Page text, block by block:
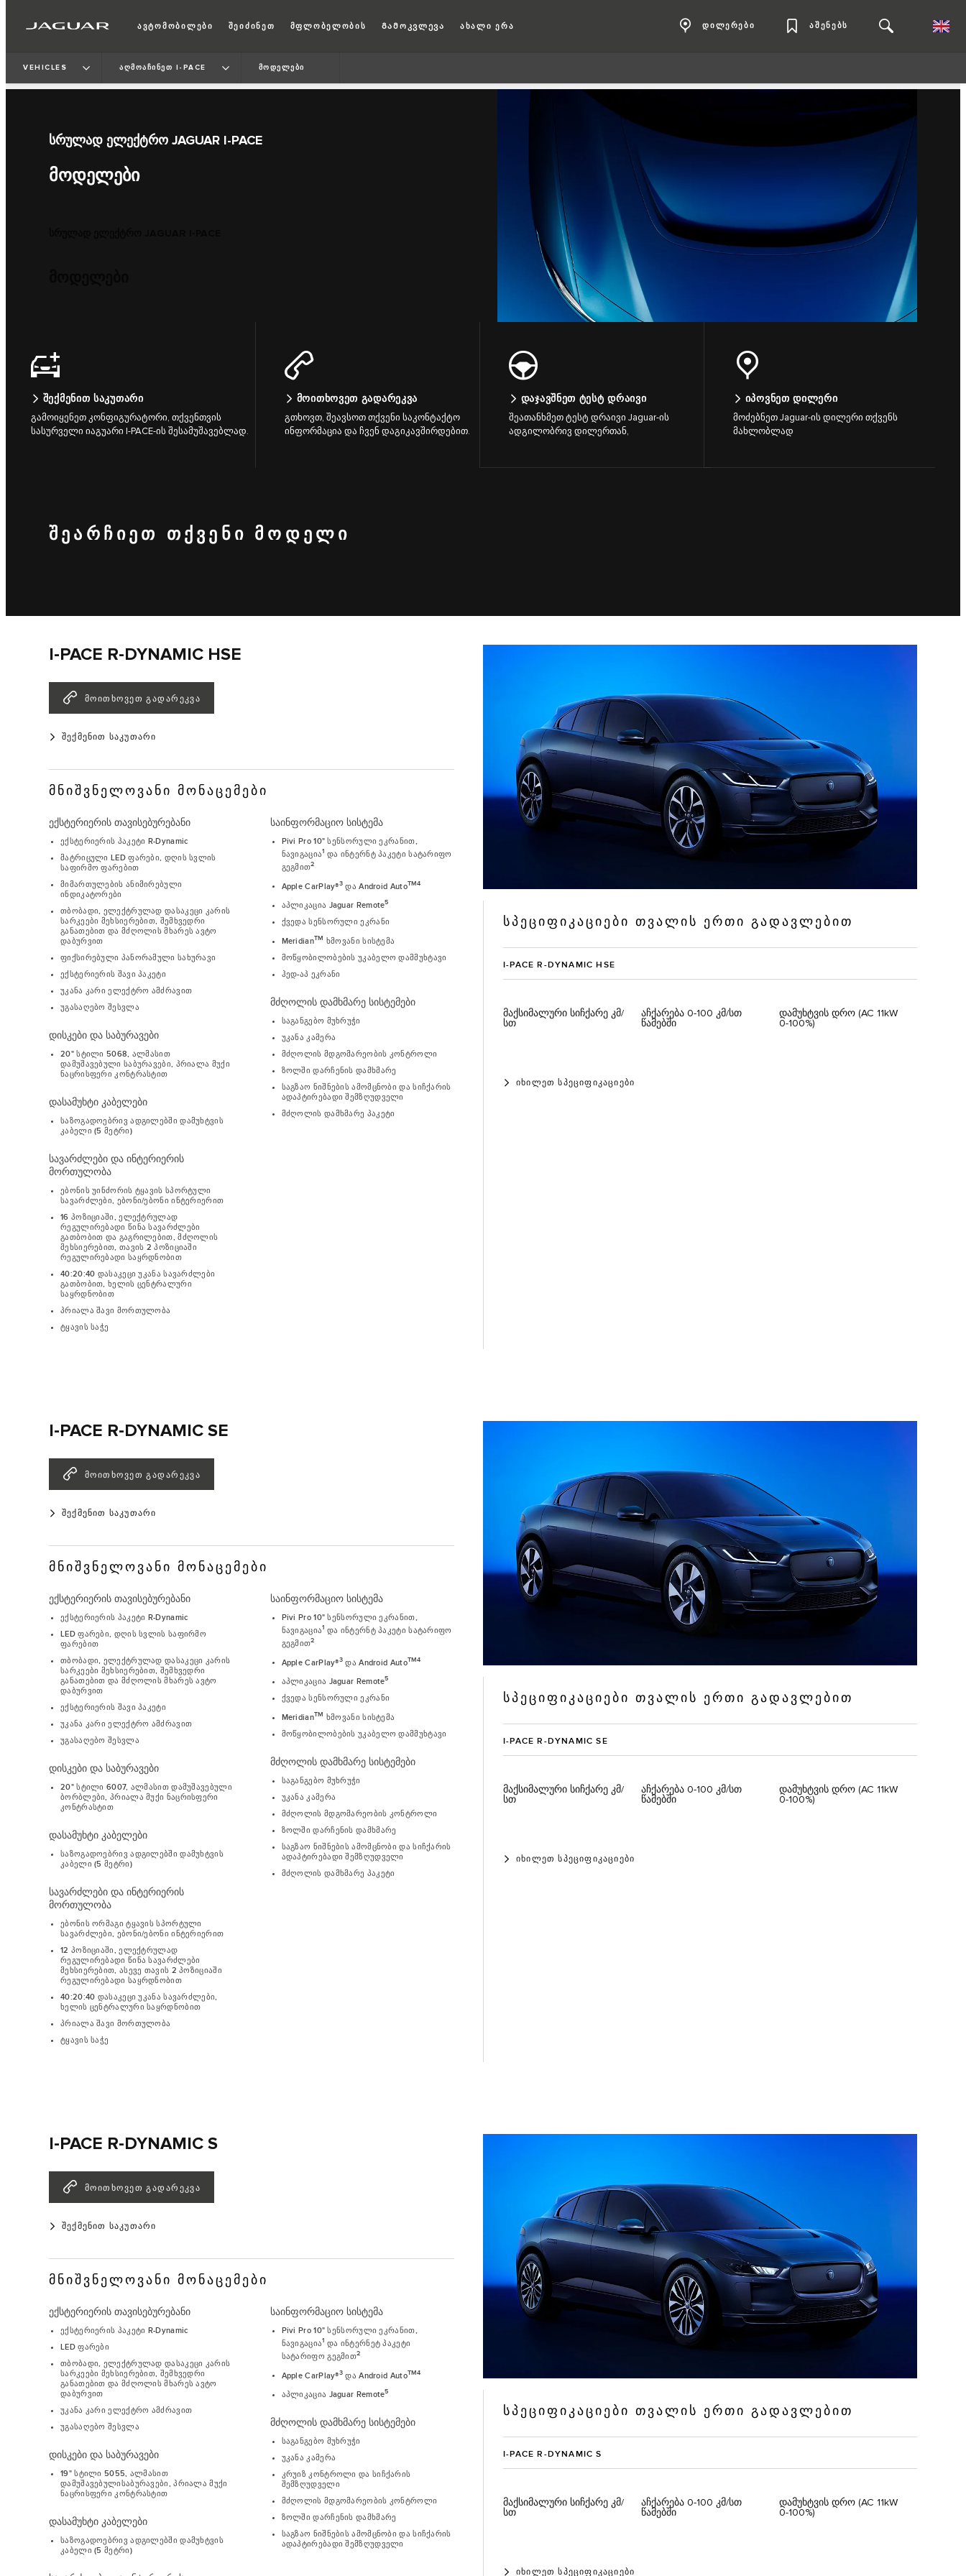
ავტომობილები შეიძინეთ მფლობელობის Გამოკვლევა ახალი ერა დილერები აშენებს
VEHICLES ᲐᲦᲛᲝᲐᲩᲘᲜᲔᲗ I-PACE ᲛᲝᲓᲔᲚᲔᲑᲘ
ᲡᲠᲣᲚᲐᲓ ᲔᲚᲔᲥᲢᲠᲝ JAGUAR I-PACE
ᲛᲝᲓᲔᲚᲔᲑᲘ
ᲨᲔᲥᲛᲔᲜᲘᲗ ᲡᲐᲙᲣᲗᲐᲠᲘ
გამოიყენეთ კონფიგურატორი, თქვენთვის
სასურველი იაგუარი I-PACE-ის შესამუშავებლად.
ᲛᲝᲘᲗᲮᲝᲕᲔᲗ ᲒᲐᲓᲐᲠᲔᲙᲕᲐ
გთხოვთ, შეავსოთ თქვენი საკონტაქტო
ინფორმაცია და ჩვენ დაგიკავშირდებით.
ᲓᲐᲯᲐᲕᲨᲜᲔᲗ ᲢᲔᲡᲢ ᲓᲠᲐᲘᲕᲘ
შეათანხმეთ ტესტ დრაივი Jaguar-ის
ადგილობრივ დილერთან,
ᲘᲞᲝᲕᲜᲔᲗ ᲓᲘᲚᲔᲠᲘ
მოძებნეთ Jaguar-ის დილერი თქვენს
მახლობლად
ᲨᲔᲐᲠᲩᲘᲔᲗ ᲗᲥᲕᲔᲜᲘ ᲛᲝᲓᲔᲚᲘ
I-PACE R-DYNAMIC HSE
ᲛᲝᲘᲗᲮᲝᲕᲔᲗ ᲒᲐᲓᲐᲠᲔᲙᲕᲐ
ᲨᲔᲥᲛᲔᲜᲘᲗ ᲡᲐᲙᲣᲗᲐᲠᲘ
ᲡᲞᲔᲪᲘᲤᲘᲙᲐᲪᲘᲔᲑᲘ ᲗᲕᲐᲚᲘᲡ ᲔᲠᲗᲘ ᲒᲐᲓᲐᲕᲚᲔᲑᲘᲗ
I-PACE R-DYNAMIC HSE
მაქსიმალური სიჩქარე კმ/
სთ
აჩქარება 0-100 კმ/სთ
წამებში
დამუხტვის დრო (AC 11kW
0-100%)
ᲘᲮᲘᲚᲔᲗ ᲡᲞᲔᲪᲘᲤᲘᲙᲐᲪᲘᲔᲑᲘ
ᲛᲜᲘᲨᲕᲜᲔᲚᲝᲕᲐᲜᲘ ᲛᲝᲜᲐᲪᲔᲛᲔᲑᲘ
ექსტერიერის თავისებურებანი
ექსტერიერის პაკეტი R-Dynamic
მატრიცული LED ფარები, დღის სვლის
საფირმო ფარებით
მიმართულების ანიმირებული
ინდიკატორები
თბობადი, ელექტრულად დასაკეცი კარის
სარკეები მეხსიერებით, შემხვედრი
განათებით და მძღოლის მხარეს ავტო
დაბურვით
ფიქსირებული პანორამული სახურავი
ექსტერიერის შავი პაკეტი
უკანა კარი ელექტრო ამძრავით
უგასაღებო შესვლა
დისკები და საბურავები
20" სტილი 5068, ალმასით
დამუშავებული საბურავები, პრიალა მუქი
ნაცრისფერი კონტრასტით
დასამუხტი კაბელები
საზოგადოებრივ ადგილებში დამუხტვის
კაბელი (5 მეტრი)
სავარძლები და ინტერიერის
მორთულობა
ებონის უინძორის ტყავის სპორტული
სავარძლები, ებონი/ებონი ინტერიერით
16 პოზიციაში, ელექტრულად
რეგულირებადი წინა სავარძლები
გათბობით და გაგრილებით, მძღოლის
მეხსიერებით, თავის 2 პოზიციაში
რეგულირებადი საყრდნობით
40:20:40 დასაკეცი უკანა სავარძლები
გათბობით, ხელის ცენტრალური
საყრდნობით
პრიალა შავი მორთულობა
ტყავის საჭე
საინფორმაციო სისტემა
Pivi Pro 10" სენსორული ეკრანით,
ნავიგაცია1 და ინტერნტ პაკეტი სატარიფო
გეგმით2
Apple CarPlay®3 და Android AutoTM4
აპლიკაცია Jaguar Remote5
ქვედა სენსორული ეკრანი
MeridianTM ხმოვანი სისტემა
მოწყობილობების უკაბელო დამმუხტავი
ჰედ-აპ ეკრანი
მძღოლის დამხმარე სისტემები
საგანგებო მუხრუჭი
უკანა კამერა
მძღოლის მდგომარეობის კონტროლი
ზოლში დარჩენის დამხმარე
საგზაო ნიშნების ამომცნობი და სიჩქარის
ადაპტირებადი შემზღუდველი
მძღოლის დამხმარე პაკეტი
I-PACE R-DYNAMIC SE
ᲛᲝᲘᲗᲮᲝᲕᲔᲗ ᲒᲐᲓᲐᲠᲔᲙᲕᲐ
ᲨᲔᲥᲛᲔᲜᲘᲗ ᲡᲐᲙᲣᲗᲐᲠᲘ
ᲡᲞᲔᲪᲘᲤᲘᲙᲐᲪᲘᲔᲑᲘ ᲗᲕᲐᲚᲘᲡ ᲔᲠᲗᲘ ᲒᲐᲓᲐᲕᲚᲔᲑᲘᲗ
I-PACE R-DYNAMIC SE
მაქსიმალური სიჩქარე კმ/
სთ
აჩქარება 0-100 კმ/სთ
წამებში
დამუხტვის დრო (AC 11kW
0-100%)
ᲘᲮᲘᲚᲔᲗ ᲡᲞᲔᲪᲘᲤᲘᲙᲐᲪᲘᲔᲑᲘ
ᲛᲜᲘᲨᲕᲜᲔᲚᲝᲕᲐᲜᲘ ᲛᲝᲜᲐᲪᲔᲛᲔᲑᲘ
ექსტერიერის თავისებურებანი
ექსტერიერის პაკეტი R-Dynamic
LED ფარები, დღის სვლის საფირმო
ფარებით
თბობადი, ელექტრულად დასაკეცი კარის
სარკეები მეხსიერებით, შემხვედრი
განათებით და მძღოლის მხარეს ავტო
დაბურვით
ექსტერიერის შავი პაკეტი
უკანა კარი ელექტრო ამძრავით
უგასაღებო შესვლა
დისკები და საბურავები
20" სტილი 6007, ალმასით დამუშავებული
ბორბლები, პრიალა მუქი ნაცრისფერი
კონტრასტით
დასამუხტი კაბელები
საზოგადოებრივ ადგილებში დამუხტვის
კაბელი (5 მეტრი)
სავარძლები და ინტერიერის
მორთულობა
ებონის ორმაგი ტყავის სპორტული
სავარძლები, ებონი/ებონი ინტერიერით
12 პოზიციაში, ელექტრულად
რეგულირებადი წინა სავარძლები
მეხსიერებით, ასევე თავის 2 პოზიციაში
რეგულირებადი საყრდნობით
40:20:40 დასაკეცი უკანა სავარძლები,
ხელის ცენტრალური საყრდნობით
პრიალა შავი მორთულობა
ტყავის საჭე
საინფორმაციო სისტემა
Pivi Pro 10" სენსორული ეკრანით,
ნავიგაცია1 და ინტერნტ პაკეტი სატარიფო
გეგმით2
Apple CarPlay®3 და Android AutoTM4
აპლიკაცია Jaguar Remote5
ქვედა სენსორული ეკრანი
MeridianTM ხმოვანი სისტემა
მოწყობილობების უკაბელო დამმუხტავი
მძღოლის დამხმარე სისტემები
საგანგებო მუხრუჭი
უკანა კამერა
მძღოლის მდგომარეობის კონტროლი
ზოლში დარჩენის დამხმარე
საგზაო ნიშნების ამომცნობი და სიჩქარის
ადაპტირებადი შემზღუდველი
მძღოლის დამხმარე პაკეტი
I-PACE R-DYNAMIC S
ᲛᲝᲘᲗᲮᲝᲕᲔᲗ ᲒᲐᲓᲐᲠᲔᲙᲕᲐ
ᲨᲔᲥᲛᲔᲜᲘᲗ ᲡᲐᲙᲣᲗᲐᲠᲘ
ᲡᲞᲔᲪᲘᲤᲘᲙᲐᲪᲘᲔᲑᲘ ᲗᲕᲐᲚᲘᲡ ᲔᲠᲗᲘ ᲒᲐᲓᲐᲕᲚᲔᲑᲘᲗ
I-PACE R-DYNAMIC S
მაქსიმალური სიჩქარე კმ/
სთ
აჩქარება 0-100 კმ/სთ
წამებში
დამუხტვის დრო (AC 11kW
0-100%)
ᲘᲮᲘᲚᲔᲗ ᲡᲞᲔᲪᲘᲤᲘᲙᲐᲪᲘᲔᲑᲘ
ᲛᲜᲘᲨᲕᲜᲔᲚᲝᲕᲐᲜᲘ ᲛᲝᲜᲐᲪᲔᲛᲔᲑᲘ
ექსტერიერის თავისებურებანი
ექსტერიერის პაკეტი R-Dynamic
LED ფარები
თბობადი, ელექტრულად დასაკეცი კარის
სარკეები მეხსიერებით, შემხვედრი
განათებით და მძღოლის მხარეს ავტო
დაბურვით
უკანა კარი ელექტრო ამძრავით
უგასაღებო შესვლა
დისკები და საბურავები
19" სტილი 5055, ალმასით
დამუშავებულისაბურავები, პრიალა მუქი
ნაცრისფერი კონტრასტით
დასამუხტი კაბელები
საზოგადოებრივ ადგილებში დამუხტვის
კაბელი (5 მეტრი)
საინფორმაციო სისტემა
Pivi Pro 10" სენსორული ეკრანით,
ნავიგაცია1 და ინტერნეტ პაკეტი
სატარიფო გეგმით2
Apple CarPlay®3 და Android AutoTM4
აპლიკაცია Jaguar Remote5
მძღოლის დამხმარე სისტემები
საგანგებო მუხრუჭი
უკანა კამერა
კრუიზ კონტროლი და სიჩქარის
შემზღუდველი
მძღოლის მდგომარეობის კონტროლი
ზოლში დარჩენის დამხმარე
საგზაო ნიშნების ამომცნობი და სიჩქარის
ადაპტირებადი შემზღუდველი